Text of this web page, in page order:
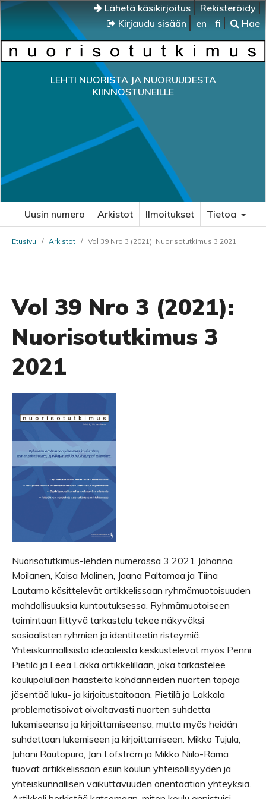
Lähetä käsikirjoitus
Rekisteröidy
Kirjaudu sisään
en fi Hae
LEHTI NUORISTA JA NUORUUDESTA
KIINNOSTUNEILLE
Uusin numero Arkistot Ilmoitukset Tietoa
Etusivu / Arkistot / Vol 39 Nro 3 (2021): Nuorisotutkimus 3 2021
Vol 39 Nro 3 (2021):
Nuorisotutkimus 3
2021
Nuorisotutkimus-lehden numerossa 3 2021 Johanna
Moilanen, Kaisa Malinen, Jaana Paltamaa ja Tiina
Lautamo käsittelevät artikkelissaan ryhmämuotoisuuden
mahdollisuuksia kuntoutuksessa. Ryhmämuotoiseen
toimintaan liittyvä tarkastelu tekee näkyväksi
sosiaalisten ryhmien ja identiteetin risteymiä.
Yhteiskunnallisista ideaaleista keskustelevat myös Penni
Pietilä ja Leea Lakka artikkelillaan, joka tarkastelee
koulupolullaan haasteita kohdanneiden nuorten tapoja
jäsentää luku- ja kirjoitustaitoaan. Pietilä ja Lakkala
problematisoivat oivaltavasti nuorten suhdetta
lukemiseensa ja kirjoittamiseensa, mutta myös heidän
suhdettaan lukemiseen ja kirjoittamiseen. Mikko Tujula,
Juhani Rautopuro, Jan Löfström ja Mikko Niilo-Rämä
tuovat artikkelissaan esiin koulun yhteisöllisyyden ja
yhteiskunnallisen vaikuttavuuden orientaation yhteyksiä.